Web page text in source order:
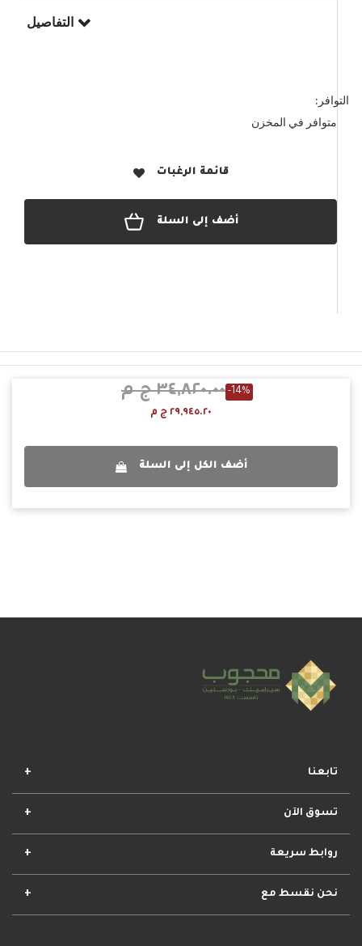
التفاصيل
التوافر:
متوافر في المخزن
قائمة الرغبات
أضف إلى السلة
٣٤,٨٢٠.٠٠ ج م -14%
٢٩,٩٤٥.٢٠ ج م
أضف الكل إلى السلة
تابعنا
تسوق الآن
افضل المجموعات
روابط سريعة
الأحكام والشروط
نحن نقسط مع